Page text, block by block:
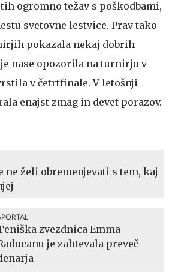
ogromno težav s poškodbami,
svetovne lestvice. Prav tako
pokazala nekaj dobrih
je nase opozorila na turnirju v
v četrtfinale. V letošnji
enajst zmag in devet porazov.
ne želi obremenjevati s tem, kaj
zvezdnica Emma
je zahtevala preveč